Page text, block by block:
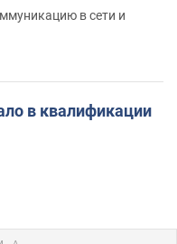
в сети и
в квалификации